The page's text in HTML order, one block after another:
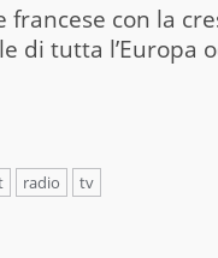
francese con la
di tutta l’Europa
radio tv